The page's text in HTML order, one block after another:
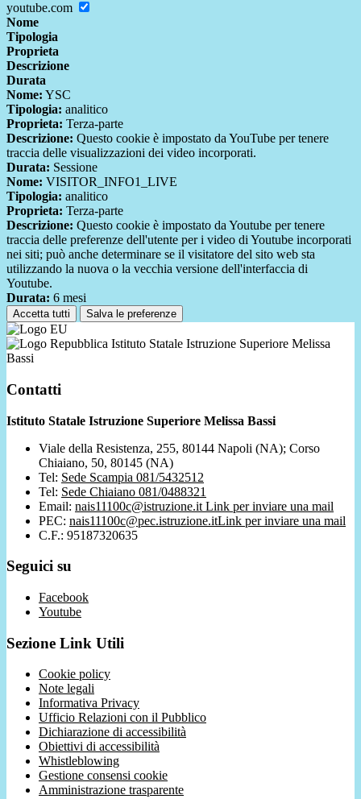
youtube.com
Nome
Tipologia
Proprieta
Descrizione
Durata
Nome: YSC
Tipologia: analitico
Proprieta: Terza-parte
Descrizione: Questo cookie è impostato da YouTube per tenere
traccia delle visualizzazioni dei video incorporati.
Durata: Sessione
Nome: VISITOR_INFO1_LIVE
Tipologia: analitico
Proprieta: Terza-parte
Descrizione: Questo cookie è impostato da Youtube per tenere
traccia delle preferenze dell'utente per i video di Youtube incorporati
nei siti; può anche determinare se il visitatore del sito web sta
utilizzando la nuova o la vecchia versione dell'interfaccia di
Youtube.
Durata: 6 mesi
Accetta tutti Salva le preferenze
Istituto Statale Istruzione Superiore Melissa
Bassi
Contatti
Istituto Statale Istruzione Superiore Melissa Bassi
Viale della Resistenza, 255, 80144 Napoli (NA); Corso
Chiaiano, 50, 80145 (NA)
Tel: Sede Scampia 081/5432512
Tel: Sede Chiaiano 081/0488321
Email: nais11100c@istruzione.it Link per inviare una mail
PEC: nais11100c@pec.istruzione.itLink per inviare una mail
C.F.: 95187320635
Seguici su
Facebook
Youtube
Sezione Link Utili
Cookie policy
Note legali
Informativa Privacy
Ufficio Relazioni con il Pubblico
Dichiarazione di accessibilità
Obiettivi di accessibilità
Whistleblowing
Gestione consensi cookie
Amministrazione trasparente